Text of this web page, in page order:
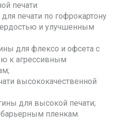
печати:
печати по гофрокартону
и улучшенным
для флексо и офсета с
к агрессивным
высококачественной
для высокой печати;
пленкам.